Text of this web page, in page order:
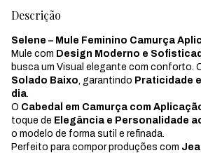
Descrição
Selene – Mule Feminino Camurça
Mule com Design Moderno e
busca um Visual elegante com conforto.
Solado Baixo, garantindo Praticidade
dia.
O Cabedal em Camurça com
toque de Elegância e Personalidade
o modelo de forma sutil e refinada.
Perfeito para compor produções com